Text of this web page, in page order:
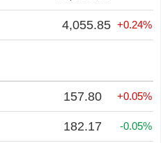
4,055.85 +0.24%
157.80 +0.05%
182.17 -0.05%